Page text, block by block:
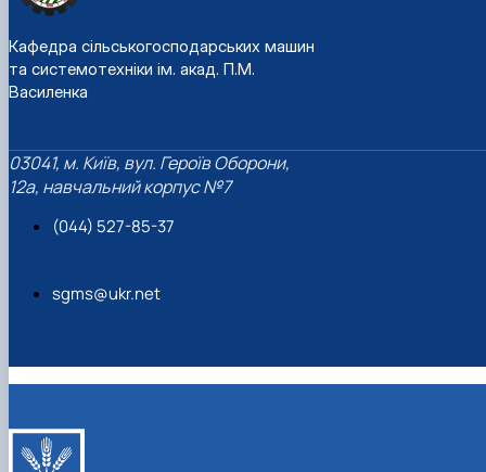
Кафедра сільськогосподарських машин
та системотехніки ім. акад. П.М.
Василенка
03041, м. Київ, вул. Героїв Оборони,
12а, навчальний корпус №7
(044) 527-85-37
sgms@ukr.net